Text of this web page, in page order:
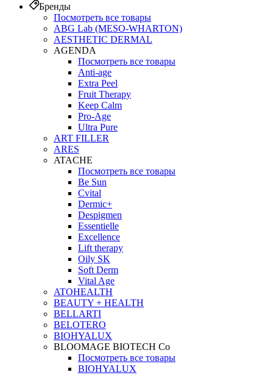
Бренды
Посмотреть все товары
ABG Lab (MESO-WHARTON)
AESTHETIC DERMAL
AGENDA
Посмотреть все товары
Anti-age
Extra Peel
Fruit Therapy
Keep Calm
Pro‑Age
Ultra Pure
ART FILLER
ARES
ATACHE
Посмотреть все товары
Be Sun
Cvital
Dermic+
Despigmen
Essentielle
Excellence
Lift therapy
Oily SK
Soft Derm
Vital Age
ATOHEALTH
BEAUTY + HEALTH
BELLARTI
BELOTERO
BIOHYALUX
BLOOMAGE BIOTECH Co
Посмотреть все товары
BIOHYALUX